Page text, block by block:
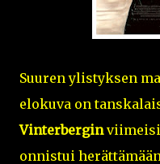
Suuren ylistyksen
elokuva on
Vinterbergin
onnistui